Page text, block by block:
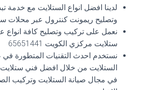
لدينا افضل انواع الستلايت مع خدمة
وتصليح ريمونت كنترول عبر محلات
نعمل على تركيب وتصليح كافة انواع
ستلايت مركزي الكويت 65651441
نستخدم احدث التقنيات المتطورة في
الستلايت من خلال افضل فني ستلايت
في مجال صيانة الستلايت وتركيب